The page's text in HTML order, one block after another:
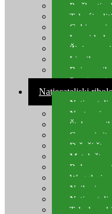
Praškasti
Tekući
Gel i sprej
Lovni
Živi mamci
Ljepilo za
Boje za
Provjereni
Natjecateljski
Nastavci
Šteke za
Gume i
Držači
Match
Role za
Waggleri
Najloni za